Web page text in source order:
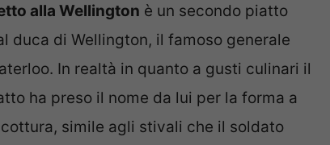
alla Wellington è un secondo piatto
duca di Wellington, il famoso generale
In realtà in quanto a gusti culinari il
ha preso il nome da lui per la forma a
simile agli stivali che il soldato